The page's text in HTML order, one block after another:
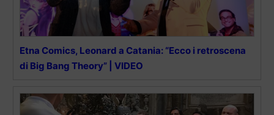
Etna Comics, Leonard a Catania: “Ecco i retroscena
di Big Bang Theory” | VIDEO